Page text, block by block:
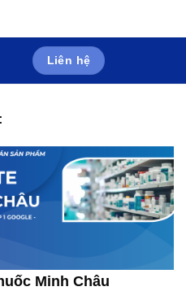
Liên hệ
Minh Châu